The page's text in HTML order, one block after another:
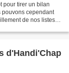
pour tirer un bilan
pouvons cependant
de nos listes
d'Handi'Chap